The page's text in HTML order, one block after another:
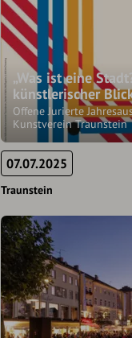
„Was ist eine
künstlerischer
Offene Jurierte
Kunstverein Traunstein
07.07.2025
Traunstein